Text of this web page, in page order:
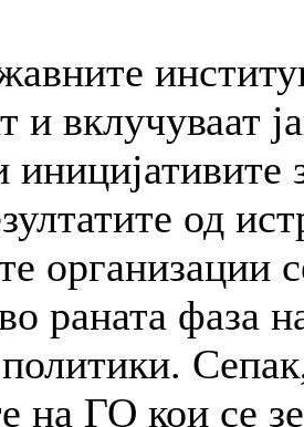
и вклучуваат
од
организации
раната фаза
на ГО кои се